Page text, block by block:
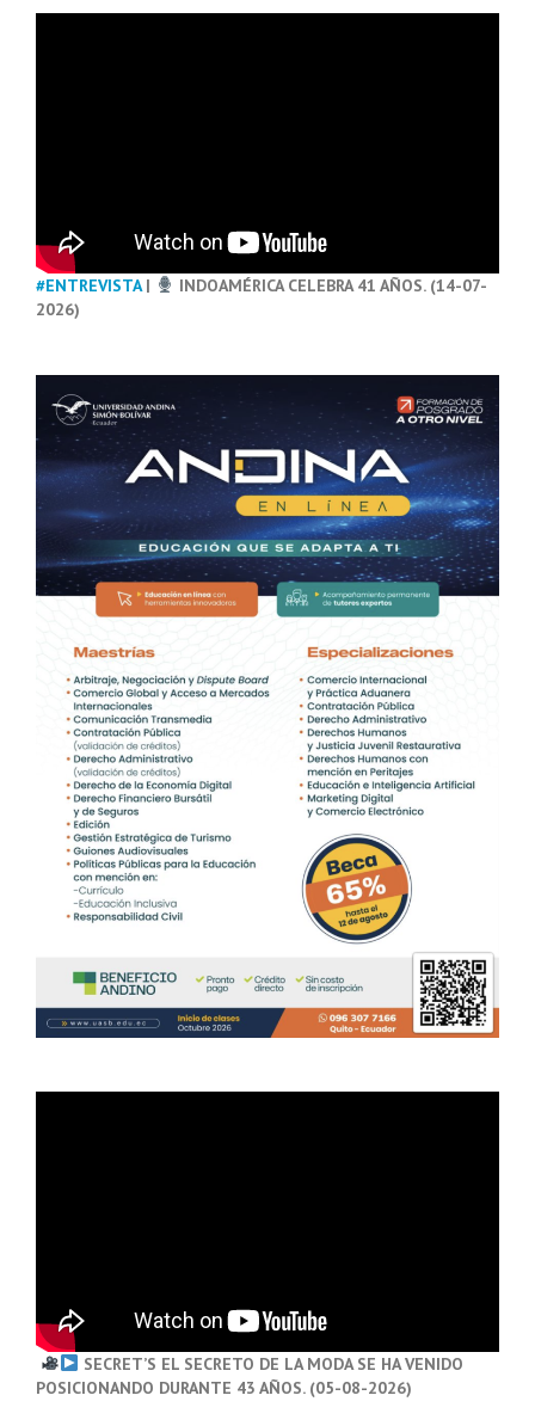
#ENTREVISTA|
INDOAMÉRICA CELEBRA 41 AÑOS. (14-07-
2026)
SECRET’S EL SECRETO DE LA MODA SE HA VENIDO
POSICIONANDO DURANTE 43 AÑOS. (05-08-2026)